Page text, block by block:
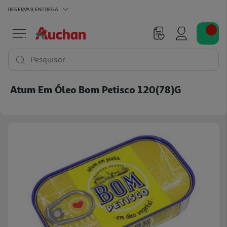
RESERVAR ENTREGA
Pesquisar
Atum Em Óleo Bom Petisco 120(78)g